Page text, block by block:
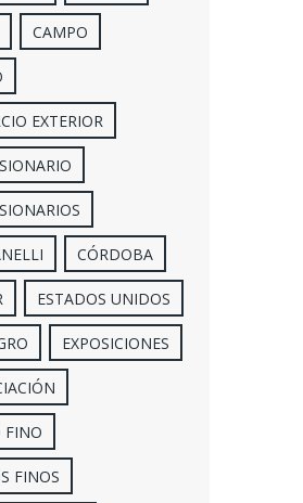
CAMPO
EXTERIOR
CÓRDOBA
ESTADOS UNIDOS
EXPOSICIONES
FINO
FINOS